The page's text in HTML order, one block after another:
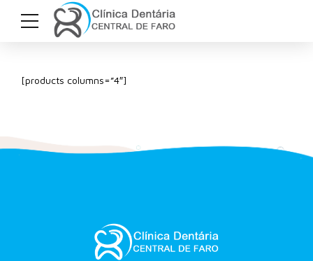
[products columns=”4″]